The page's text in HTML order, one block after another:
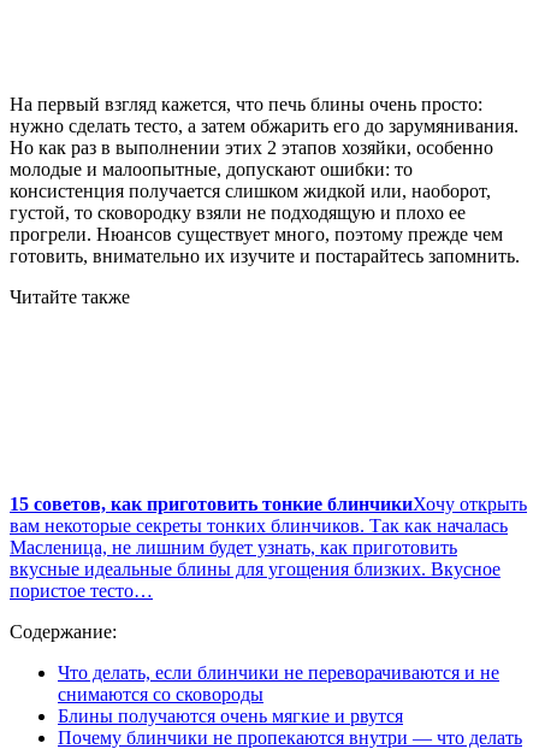
На первый взгляд кажется, что печь блины очень просто:
нужно сделать тесто, а затем обжарить его до зарумянивания.
Но как раз в выполнении этих 2 этапов хозяйки, особенно
молодые и малоопытные, допускают ошибки: то
консистенция получается слишком жидкой или, наоборот,
густой, то сковородку взяли не подходящую и плохо ее
прогрели. Нюансов существует много, поэтому прежде чем
готовить, внимательно их изучите и постарайтесь запомнить.
Читайте также
15 советов, как приготовить тонкие блинчикиХочу открыть
вам некоторые секреты тонких блинчиков. Так как началась
Масленица, не лишним будет узнать, как приготовить
вкусные идеальные блины для угощения близких. Вкусное
пористое тесто…
Содержание:
Что делать, если блинчики не переворачиваются и не
снимаются со сковороды
Блины получаются очень мягкие и рвутся
Почему блинчики не пропекаются внутри — что делать